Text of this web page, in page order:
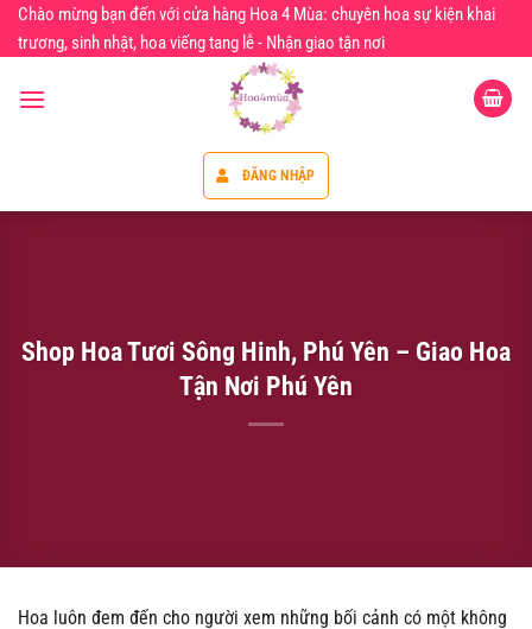
Chuyển
đến
dung
Chào mừng bạn đến với cửa hàng Hoa 4 Mùa: chuyên hoa sự kiện khai
trương, sinh nhật, hoa viếng tang lễ - Nhận giao tận nơi
ĐĂNG NHẬP
Shop Hoa Tươi Sông Hinh, Phú Yên – Giao Hoa
Tận Nơi Phú Yên
Hoa luôn đem đến cho người xem những bối cảnh có một không